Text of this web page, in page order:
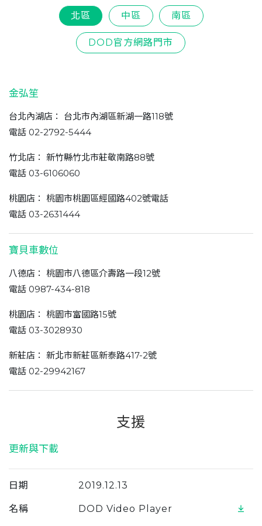
北區 中區 南區
DOD官方網路門市
金弘笙
台北內湖店： 台北市內湖區新湖一路118號
電話 02-2792-5444
竹北店： 新竹縣竹北市莊敬南路88號
電話 03-6106060
桃園店： 桃園市桃園區經國路402號電話
電話 03-2631444
寶貝車數位
八德店： 桃園市八德區介壽路一段12號
電話 0987-434-818
桃園店： 桃園市富國路15號
電話 03-3028930
新莊店： 新北市新莊區新泰路417-2號
電話 02-29942167
支援
更新與下載
日期
名稱
2019.12.13
DOD Video Player